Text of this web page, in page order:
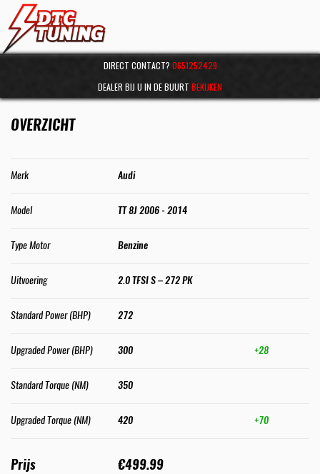
DIRECT CONTACT? 0651252429
DEALER BIJ U IN DE BUURT BEKIJKEN
OVERZICHT
Merk Audi
Model TT 8J 2006 - 2014
Type Motor Benzine
Uitvoering 2.0 TFSI S – 272 PK
Standard Power (BHP) 272
Upgraded Power (BHP) 300 +28
Standard Torque (NM) 350
Upgraded Torque (NM) 420 +70
Prijs €499.99